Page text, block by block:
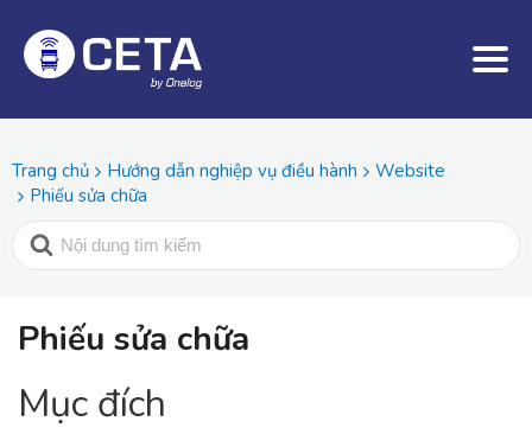
Trang chủ Hướng dẫn nghiệp vụ điều hành
Website
Phiếu sửa chữa
Phiếu sửa chữa
Mục đích